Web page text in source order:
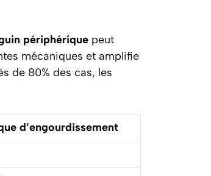
périphérique peut
mécaniques et amplifie
de 80% des cas, les
d’engourdissement